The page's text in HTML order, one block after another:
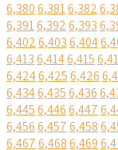
6,3806,3816,382
6,3916,3926,393
6,4026,4036,404
6,4136,4146,415
6,4246,4256,426
6,4346,4356,436
6,4456,4466,447
6,4566,4576,458
6,4676,4686,469